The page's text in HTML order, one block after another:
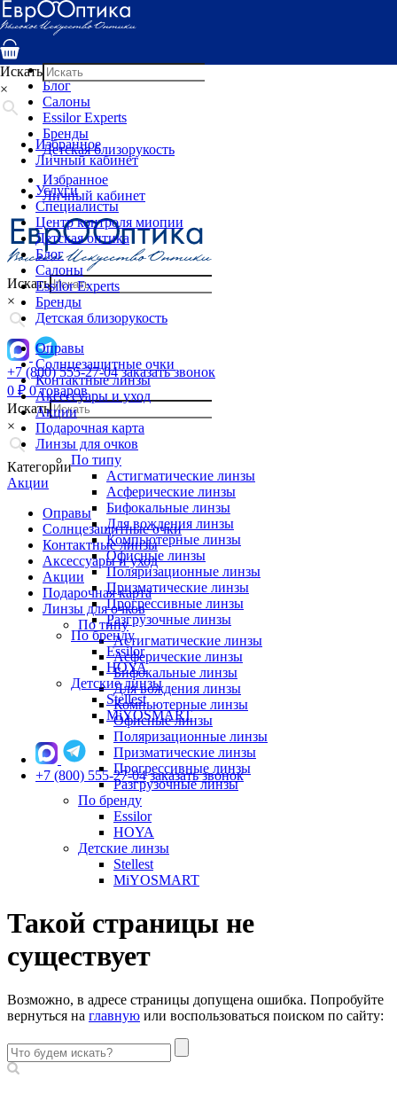
Услуги
Специалисты
Детская оптика
Блог
Салоны
Essilor Experts
Бренды
Детская близорукость
Избранное
Личный кабинет
Искать
×
+7 (800) 555-27-04 заказать звонок
0 ₽ 0 товаров
Искать
×
Категории
Акции
Оправы
Солнцезащитные очки
Контактные линзы
Аксессуары и уход
Акции
Подарочная карта
Линзы для очков
По типу
Астигматические линзы
Асферические линзы
Бифокальные линзы
Для вождения линзы
Компьютерные линзы
Офисные линзы
Поляризационные линзы
Призматические линзы
Прогрессивные линзы
Разгрузочные линзы
По бренду
Essilor
HOYA
Детские линзы
Stellest
MiYOSMART
Искать
×
Избранное
Личный кабинет
Услуги
Специалисты
Центр контроля миопии
Детская оптика
Блог
Салоны
Essilor Experts
Бренды
Детская близорукость
Оправы
Солнцезащитные очки
Контактные линзы
Аксессуары и уход
Акции
Подарочная карта
Линзы для очков
По типу
Астигматические линзы
Асферические линзы
Бифокальные линзы
Для вождения линзы
Компьютерные линзы
Офисные линзы
Поляризационные линзы
Призматические линзы
Прогрессивные линзы
Разгрузочные линзы
По бренду
Essilor
HOYA
Детские линзы
Stellest
MiYOSMART
+7 (800) 555-27-04 заказать звонок
Такой страницы не
существует
Возможно, в адресе страницы допущена ошибка. Попробуйте
вернуться на главную или воспользоваться поиском по сайту: